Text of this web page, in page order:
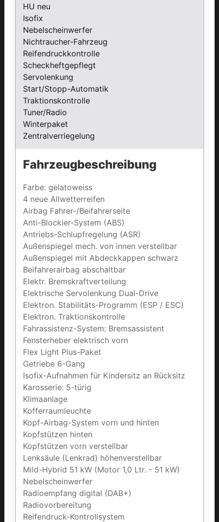
HU neu
Isofix
Nebelscheinwerfer
Nichtraucher-Fahrzeug
Reifendruckkontrolle
Scheckheftgepflegt
Servolenkung
Start/Stopp-Automatik
Traktionskontrolle
Tuner/Radio
Winterpaket
Zentralverriegelung
Fahrzeugbeschreibung
Farbe: gelatoweiss
4 neue Allwetterreifen
Airbag Fahrer-/Beifahrerseite
Anti-Blockier-System (ABS)
Antriebs-Schlupfregelung (ASR)
Außenspiegel mech. von innen verstellbar
Außenspiegel mit Abdeckkappen schwarz
Beifahrerairbag abschaltbar
Elektr. Bremskraftverteilung
Elektrische Servolenkung Dual-Drive
Elektron. Stabilitäts-Programm (ESP / ESC)
Elektron. Traktionskontrolle
Fahrassistenz-System: Bremsassistent
Fensterheber elektrisch vorn
Flex Light Plus-Paket
Getriebe 6-Gang
Isofix-Aufnahmen für Kindersitz an Rücksitz
Karosserie: 5-türig
Klimaanlage
Kofferraumleuchte
Kopf-Airbag-System vorn und hinten
Kopfstützen hinten
Kopfstützen vorn verstellbar
Lenksäule (Lenkrad) höhenverstellbar
Mild-Hybrid 51 kW (Motor 1,0 Ltr. - 51 kW)
Nebelscheinwerfer
Radioempfang digital (DAB+)
Radiovorbereitung
Reifendruck-Kontrollsystem